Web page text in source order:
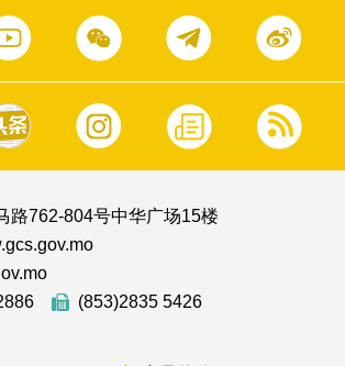
路762-804号中华广场15楼
(853)2835 5426